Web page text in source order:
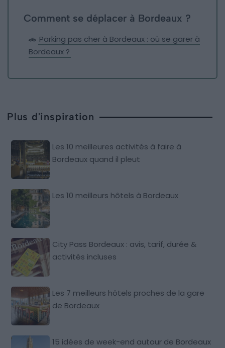
Comment se déplacer à Bordeaux ?
🚗 Parking pas cher à Bordeaux : où se garer à
Bordeaux ?
Plus d'inspiration
Les 10 meilleures activités à faire à
Bordeaux quand il pleut
Les 10 meilleurs hôtels à Bordeaux
City Pass Bordeaux : avis, tarif, durée &
activités incluses
Les 7 meilleurs hôtels proches de la gare
de Bordeaux
15 idées de week-end autour de Bordeaux